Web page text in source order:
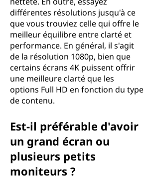
différentes résolutions jusqu'à ce
que vous trouviez celle qui offre le
meilleur équilibre entre clarté et
performance. En général, il s'agit
de la résolution 1080p, bien que
certains écrans 4K puissent offrir
une meilleure clarté que les
options Full HD en fonction du type
de contenu.
Est-il préférable d'avoir
un grand écran ou
plusieurs petits
moniteurs ?